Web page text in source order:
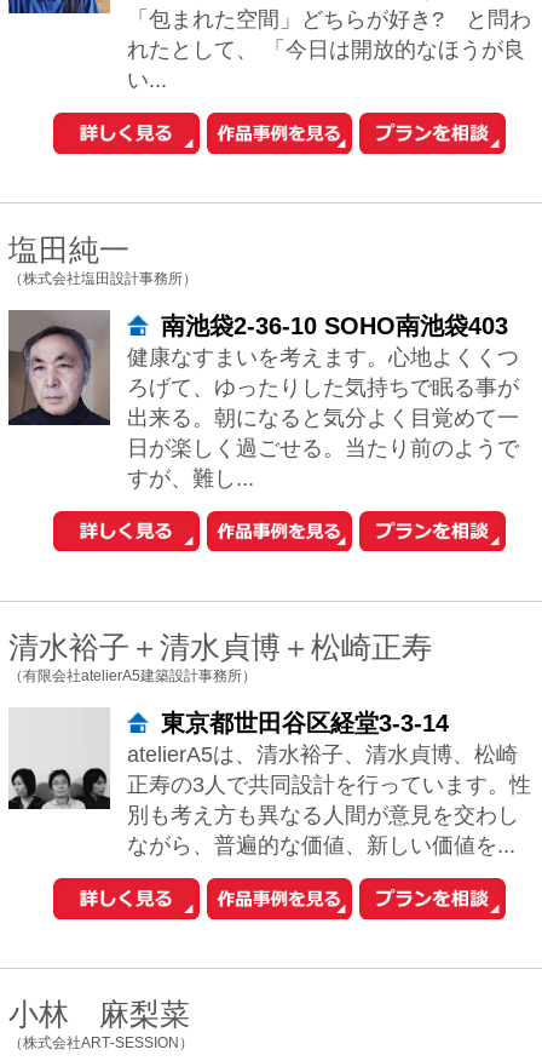
ART-SESSIONは、『より美しく』をテ
ーマに、住宅を中心にデザイン活動を展
開している建築設計事務所です。設計に
あたっては、お客様の要望・コスト等、
様...
眞野 サトル
（一級建築士事務所ARCHIXXX眞野サトル建築デザイン室）
大阪府大阪市北区南森町2-4-34
住まいは、Ｓａｆｅｔｙ（安全）ａｎ
ｄ ｆｕｎｃｔｉｏｎａｌ（機能性）ａ
ｎｄ ｍｏｒｅを心がけて取組んでいま
す。大きさや形で家の価値が決まるわけ
ではありませ...
1 2 次へ
iPhoneアプリ「耐震コロコロ。」
をリリースしました！
住まいの関連サイトへ
工務店とリフォーム
土地を探す
中古マンションを探す
中古一戸建てを探す